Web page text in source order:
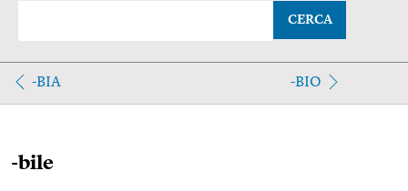
CERCA
-BIA -BIO
-bile